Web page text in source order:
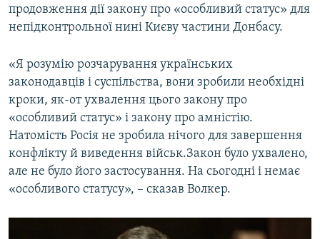
продовження дії закону про «особливий статус» для
непідконтрольної нині Києву частини Донбасу.
«Я розумію розчарування українських
законодавців і суспільства, вони зробили необхідні
кроки, як-от ухвалення цього закону про
«особливий статус» і закону про амністію.
Натомість Росія не зробила нічого для завершення
конфлікту й виведення військ.Закон було ухвалено,
але не було його застосування. На сьогодні і немає
«особливого статусу», – сказав Волкер.